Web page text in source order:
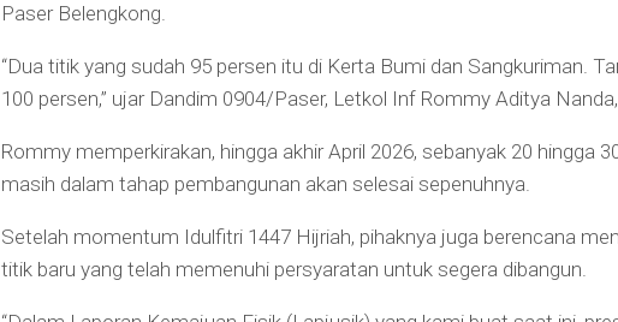
Paser Belengkong.
“Dua titik yang sudah 95 persen itu di Kerta Bumi dan Sangkuriman.
100 persen,” ujar Dandim 0904/Paser, Letkol Inf Rommy Aditya
Rommy memperkirakan, hingga akhir April 2026, sebanyak 20 hingga
masih dalam tahap pembangunan akan selesai sepenuhnya.
Setelah momentum Idulfitri 1447 Hijriah, pihaknya juga berencana
titik baru yang telah memenuhi persyaratan untuk segera dibangun.